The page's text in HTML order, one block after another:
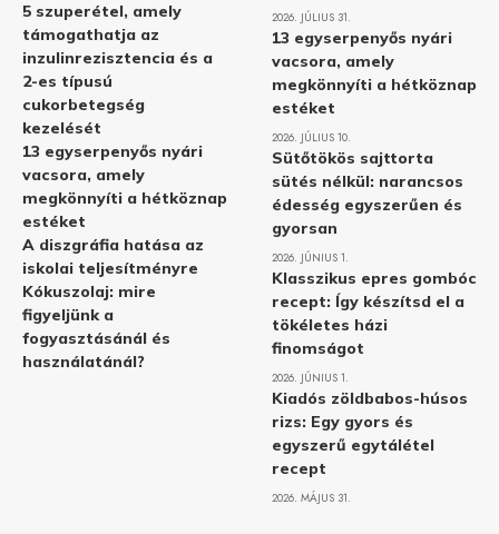
5 szuperétel, amely
támogathatja az
inzulinrezisztencia és a
2-es típusú
cukorbetegség
kezelését
13 egyserpenyős nyári
vacsora, amely
megkönnyíti a hétköznap
estéket
A diszgráfia hatása az
iskolai teljesítményre
Kókuszolaj: mire
figyeljünk a
fogyasztásánál és
használatánál?
2026. JÚLIUS 31.
13 egyserpenyős nyári
vacsora, amely
megkönnyíti a hétköznap
estéket
2026. JÚLIUS 10.
Sütőtökös sajttorta
sütés nélkül: narancsos
édesség egyszerűen és
gyorsan
2026. JÚNIUS 1.
Klasszikus epres gombóc
recept: Így készítsd el a
tökéletes házi
finomságot
2026. JÚNIUS 1.
Kiadós zöldbabos-húsos
rizs: Egy gyors és
egyszerű egytálétel
recept
2026. MÁJUS 31.